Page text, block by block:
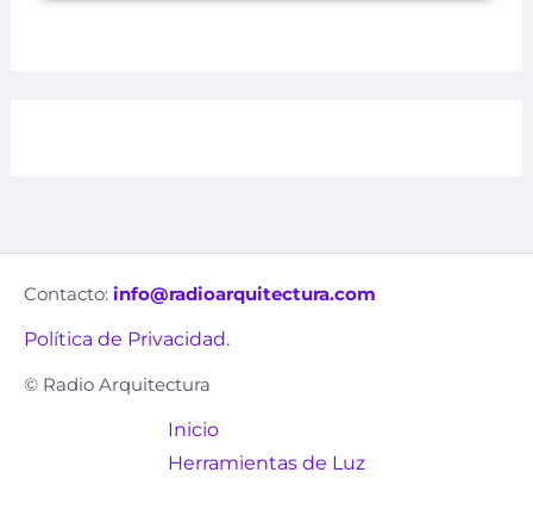
Contacto: info@radioarquitectura.com
Política de Privacidad.
© Radio Arquitectura
Inicio
Herramientas de Luz